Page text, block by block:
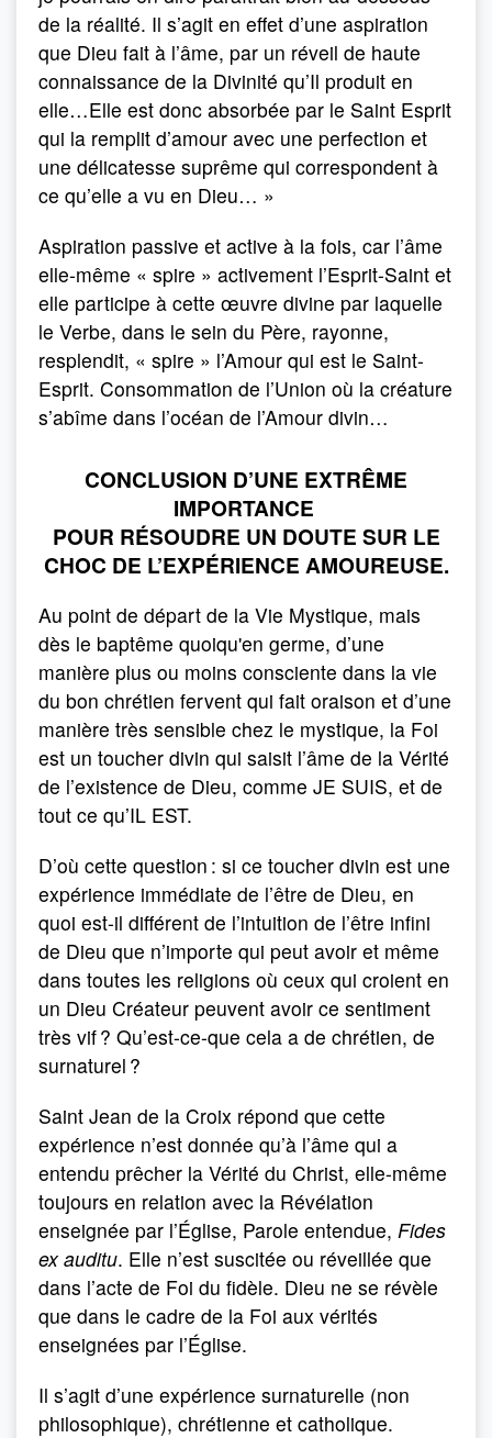
de la réalité. Il s’agit en effet d’une aspiration
que Dieu fait à l’âme, par un réveil de haute
connaissance de la Divinité qu’Il produit en
elle…Elle est donc absorbée par le Saint Esprit
qui la remplit d’amour avec une perfection et
une délicatesse suprême qui correspondent à
ce qu’elle a vu en Dieu… »
Aspiration passive et active à la fois, car l’âme
elle-même « spire » activement l’Esprit-Saint et
elle participe à cette œuvre divine par laquelle
le Verbe, dans le sein du Père, rayonne,
resplendit, « spire » l’Amour qui est le Saint-
Esprit. Consommation de l’Union où la créature
s’abîme dans l’océan de l’Amour divin…
CONCLUSION D’UNE EXTRÊME
IMPORTANCE
POUR RÉSOUDRE UN DOUTE SUR LE
CHOC DE L’EXPÉRIENCE AMOUREUSE.
Au point de départ de la Vie Mystique, mais
dès le baptême quoiqu'en germe, d’une
manière plus ou moins consciente dans la vie
du bon chrétien fervent qui fait oraison et d’une
manière très sensible chez le mystique, la Foi
est un toucher divin qui saisit l’âme de la Vérité
de l’existence de Dieu, comme JE SUIS, et de
tout ce qu’IL EST.
D’où cette question : si ce toucher divin est une
expérience immédiate de l’être de Dieu, en
quoi est-il différent de l’intuition de l’être infini
de Dieu que n’importe qui peut avoir et même
dans toutes les religions où ceux qui croient en
un Dieu Créateur peuvent avoir ce sentiment
très vif ? Qu’est-ce-que cela a de chrétien, de
surnaturel ?
Saint Jean de la Croix répond que cette
expérience n’est donnée qu’à l’âme qui a
entendu prêcher la Vérité du Christ, elle-même
toujours en relation avec la Révélation
enseignée par l’Église, Parole entendue, Fides
ex auditu. Elle n’est suscitée ou réveillée que
dans l’acte de Foi du fidèle. Dieu ne se révèle
que dans le cadre de la Foi aux vérités
enseignées par l’Église.
Il s’agit d’une expérience surnaturelle (non
philosophique), chrétienne et catholique.